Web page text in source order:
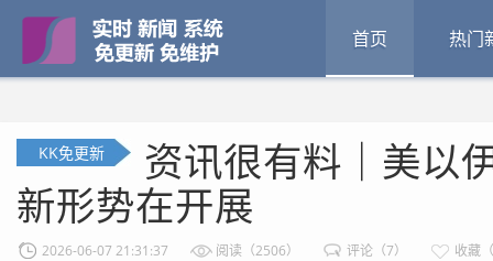
首页 热门
KK免更新
资讯很有料｜美以
新形势在开展
2026-06-07 21:31:37 阅读（2506） 评论（7） 收藏